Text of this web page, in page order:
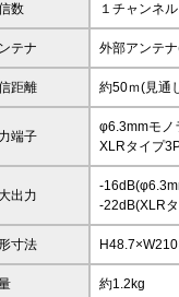
数 １チャンネル
テナ 外部アンテ
距離 約50ｍ(見通
端子
φ6.3mmモノ
XLRタイプ
出力
-
-22dB(XLR
寸法
約1.2kg